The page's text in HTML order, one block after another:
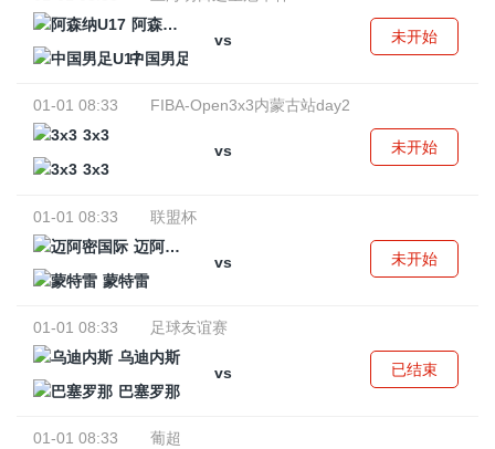
阿森纳U17
vs
中国男足U17
未开始
01-01 08:33
FIBA-Open3x3内蒙古站day2
3x3
vs
3x3
未开始
01-01 08:33
联盟杯
迈阿密国际
vs
蒙特雷
未开始
01-01 08:33
足球友谊赛
乌迪内斯
vs
巴塞罗那
已结束
01-01 08:33
葡超